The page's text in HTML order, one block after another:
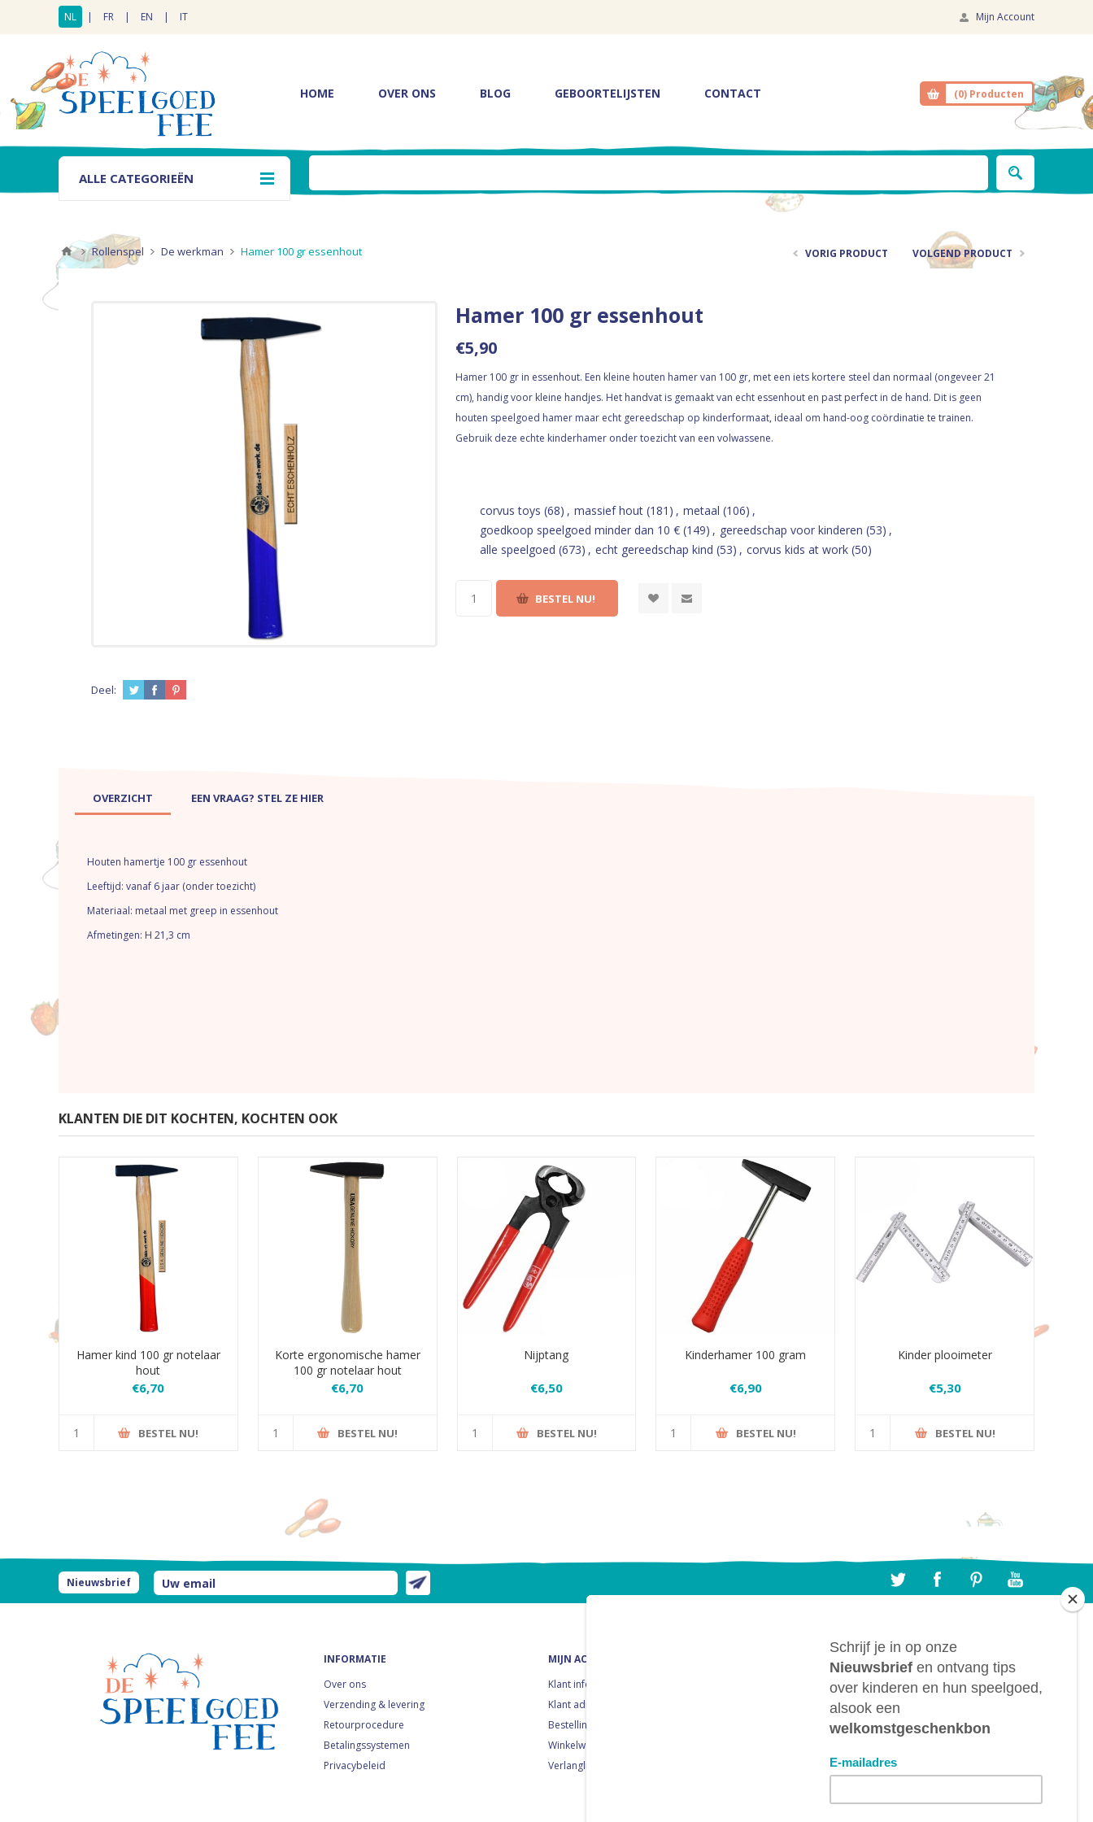
NL | FR | EN | IT Mijn Account
HOME OVER ONS BLOG GEBOORTELIJSTEN CONTACT (0) Producten
ALLE CATEGORIEËN
Rollenspel De werkman Hamer 100 gr essenhout VORIG PRODUCT VOLGEND PRODUCT
Hamer 100 gr essenhout
€5,90
Hamer 100 gr in essenhout. Een kleine houten hamer van 100 gr, met een iets kortere steel dan normaal (ongeveer 21
cm), handig voor kleine handjes. Het handvat is gemaakt van echt essenhout en past perfect in de hand. Dit is geen
houten speelgoed hamer maar echt gereedschap op kinderformaat, ideaal om hand-oog coördinatie te trainen.
Gebruik deze echte kinderhamer onder toezicht van een volwassene.
corvus toys (68) , massief hout (181) , metaal (106) ,
goedkoop speelgoed minder dan 10 € (149) , gereedschap voor kinderen (53) ,
alle speelgoed (673) , echt gereedschap kind (53) , corvus kids at work (50)
Deel:
OVERZICHT EEN VRAAG? STEL ZE HIER
Houten hamertje 100 gr essenhout
Leeftijd: vanaf 6 jaar (onder toezicht)
Materiaal: metaal met greep in essenhout
Afmetingen: H 21,3 cm
KLANTEN DIE DIT KOCHTEN, KOCHTEN OOK
Hamer kind 100 gr notelaar
hout
€6,70
BESTEL NU!
Korte ergonomische hamer
100 gr notelaar hout
€6,70
BESTEL NU!
Nijptang
€6,50
BESTEL NU!
Kinderhamer 100 gram
€6,90
BESTEL NU!
Kinder plooimeter
€5,30
BESTEL NU!
Nieuwsbrief
INFORMATIE
Over ons
Verzending & levering
Retourprocedure
Betalingssystemen
Privacybeleid
MIJN ACCOUNT
Klant informatie
Klant adressen
Bestellingen
Winkelwagen
Verlanglijst
CONTACTEER ONS
BTL bv, Bergwegel, 38, B-9820 Merelbeke
info@despeelgoedfee.com
+32 9 391 75 93